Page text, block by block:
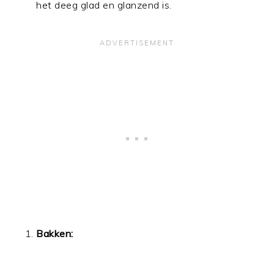
het deeg glad en glanzend is.
Bakken: